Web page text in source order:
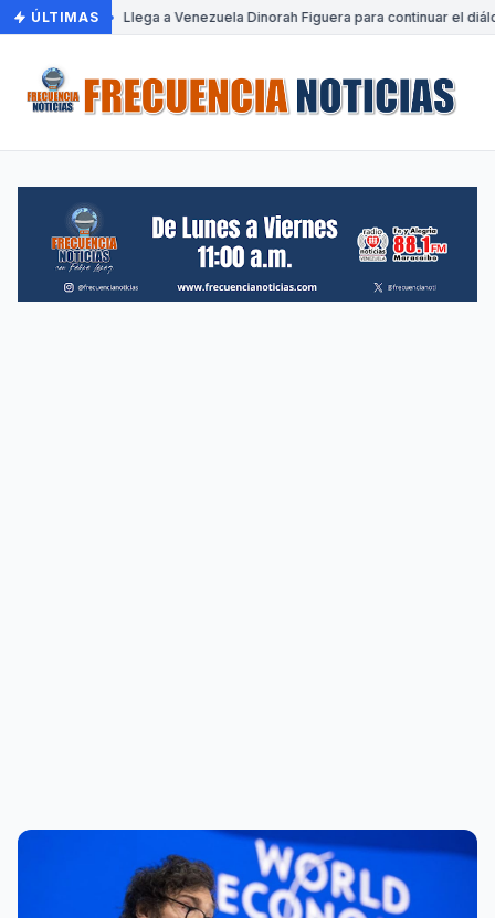
ÚLTIMAS Llega a Venezuela Dinorah Figuera para continuar el